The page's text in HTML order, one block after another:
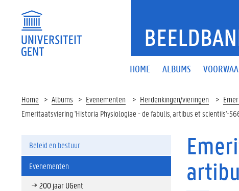
HOME ALBUMS
Home Albums Evenementen Herdenkingen/vieringen
Emeritaatsviering 'Historia Physiologiae - de fabulis, artibus et scientiis'-
Beleid en bestuur
Evenementen
200 jaar UGent